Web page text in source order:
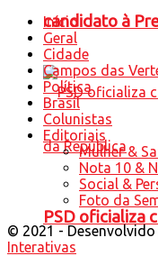
candidato à
PSD oficializa
Início
Geral
Cidade
Campos das
Política
Brasil
Colunistas
Editoriais
Mulher &
Nota 10 &
Social &
Foto da
© 2021 -
Interativas